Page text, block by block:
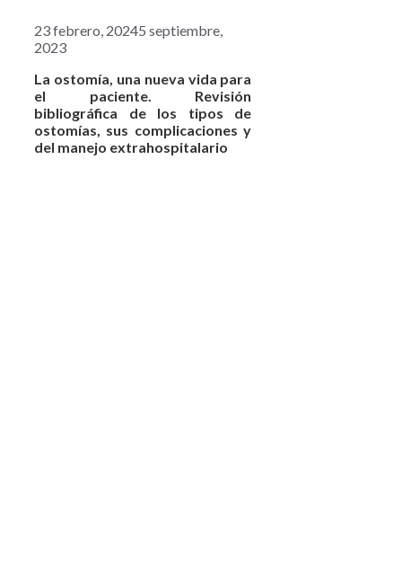
23 febrero, 20245 septiembre,
2023
La ostomía, una nueva vida para
el paciente. Revisión
bibliográfica de los tipos de
ostomías
sus complicaciones y
del manejo extrahospitalario